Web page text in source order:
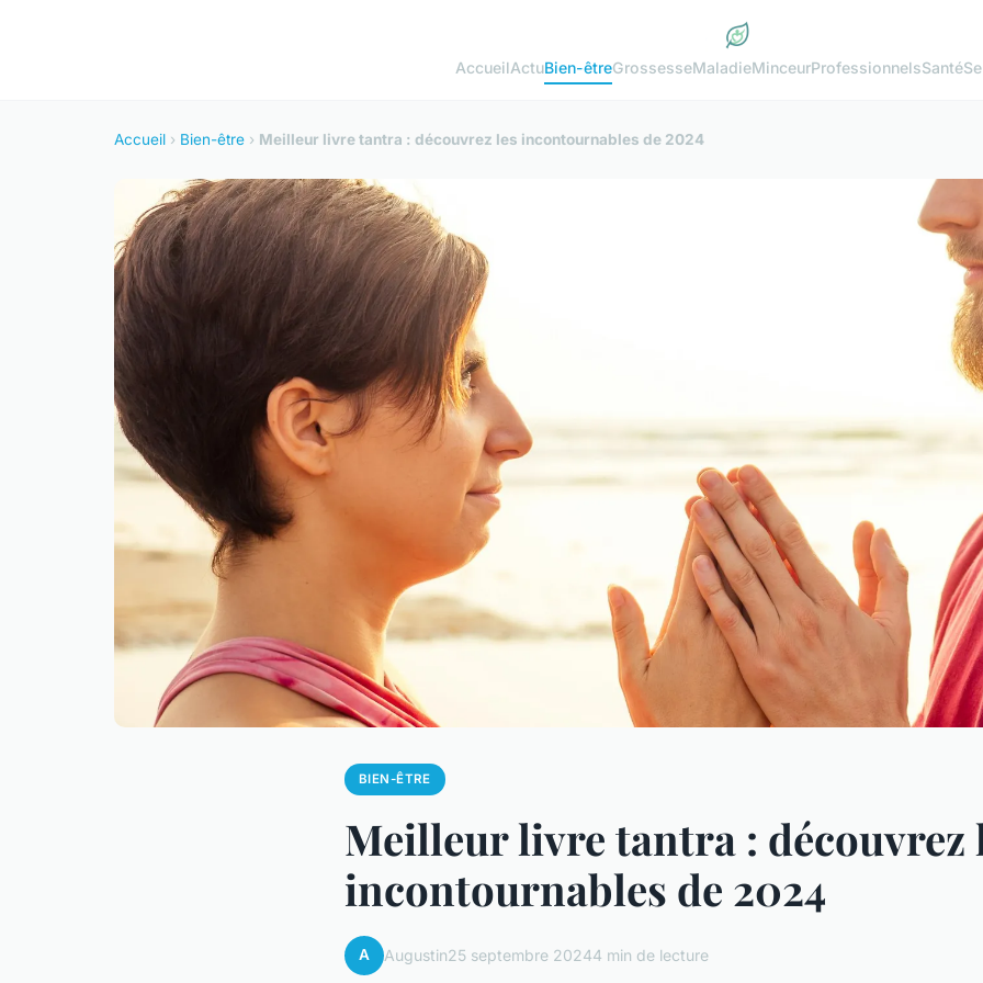
AccueilActuBien-êtreGrossesseMaladieMinceurProfessionnelsSanté
Accueil › Bien-être › Meilleur livre tantra : découvrez les incontournables de 2024
BIEN-ÊTRE
Meilleur livre tantra : découvrez
incontournables de 2024
A Augustin25 septembre 20244 min de lecture